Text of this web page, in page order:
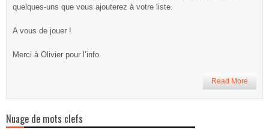
quelques-uns que vous ajouterez à votre liste.
A vous de jouer !
Merci à Olivier pour l’info.
Read More
Nuage de mots clefs